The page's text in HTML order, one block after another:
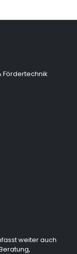
Fördertechnik
weiter auch